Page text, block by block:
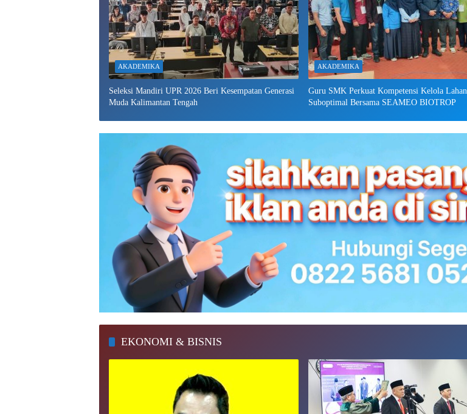
AKADEMIKA
Seleksi Mandiri UPR 2026 Beri Kesempatan Generasi
Muda Kalimantan Tengah
AKADEMIKA
Guru SMK Perkuat Kompetensi Kelola Lahan
Suboptimal Bersama SEAMEO BIOTROP
EKONOMI & BISNIS